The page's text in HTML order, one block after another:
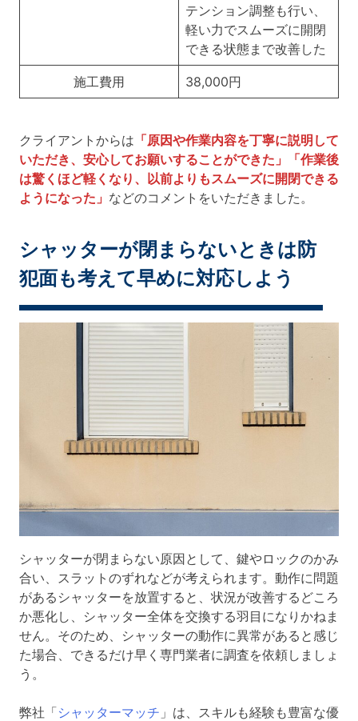
テンション調整も行い、
軽い力でスムーズに開閉
できる状態まで改善した
施工費用 38,000円
クライアントからは 「原因や作業内容を丁寧に説明して
いただき、安心してお願いすることができた」「作業後
は驚くほど軽くなり、以前よりもスムーズに開閉できる
ようになった」 などのコメントをいただきました。
シャッターが閉まらないときは防
犯面も考えて早めに対応しよう
シャッターが閉まらない原因として、鍵やロックのかみ
合い、スラットのずれなどが考えられます。動作に問題
があるシャッターを放置すると、状況が改善するどころ
か悪化し、シャッター全体を交換する羽目になりかねま
せん。そのため、シャッターの動作に異常があると感じ
た場合、できるだけ早く専門業者に調査を依頼しましょ
う。
弊社「シャッターマッチ 」は、スキルも経験も豊富な優